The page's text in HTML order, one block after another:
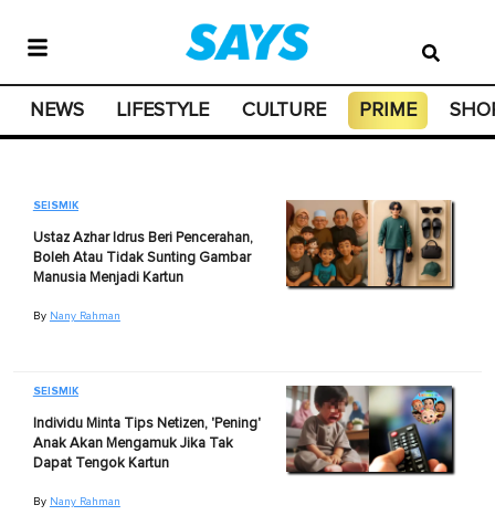
NEWS LIFESTYLE CULTURE PRIME
SEISMIK
Ustaz Azhar Idrus Beri Pencerahan,
Boleh Atau Tidak Sunting Gambar
Manusia Menjadi Kartun
By Nany Rahman
SEISMIK
Individu Minta Tips Netizen, 'Pening'
Anak Akan Mengamuk Jika Tak
Dapat Tengok Kartun
By Nany Rahman